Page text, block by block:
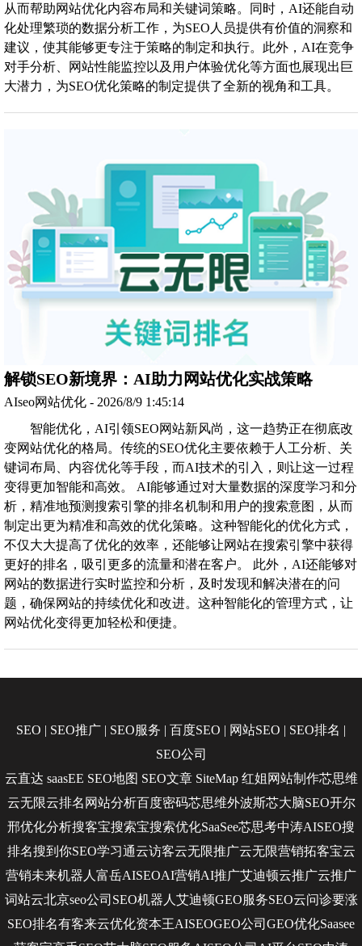
从而帮助网站优化内容布局和关键词策略。同时，AI还能自动
化处理繁琐的数据分析工作，为SEO人员提供有价值的洞察和
建议，使其能够更专注于策略的制定和执行。此外，AI在竞争
对手分析、网站性能监控以及用户体验优化等方面也展现出巨
大潜力，为SEO优化策略的制定提供了全新的视角和工具。
解锁SEO新境界：AI助力网站优化实战策略
AIseo网站优化 - 2026/8/9 1:45:14
智能优化，AI引领SEO网站新风尚，这一趋势正在彻底改
变网站优化的格局。传统的SEO优化主要依赖于人工分析、关
键词布局、内容优化等手段，而AI技术的引入，则让这一过程
变得更加智能和高效。 AI能够通过对大量数据的深度学习和分
析，精准地预测搜索引擎的排名机制和用户的搜索意图，从而
制定出更为精准和高效的优化策略。这种智能化的优化方式，
不仅大大提高了优化的效率，还能够让网站在搜索引擎中获得
更好的排名，吸引更多的流量和潜在客户。 此外，AI还能够对
网站的数据进行实时监控和分析，及时发现和解决潜在的问
题，确保网站的持续优化和改进。这种智能化的管理方式，让
网站优化变得更加轻松和便捷。
SEO | SEO推广 | SEO服务 | 百度SEO | 网站SEO | SEO排名 |
SEO公司
云直达 saasEE SEO地图 SEO文章 SiteMap 红姐网站制作芯思维
云无限云排名 网站分析百度密码芯思维外波斯芯大脑SEO开尔
邢优化分析搜客宝搜索宝搜索优化SaaSee芯思考中涛AISEO搜
排名搜到你SEO学习通云访客云无限推广云无限营销拓客宝云
营销未来机器人富岳AISEOAI营销AI推广艾迪顿云推广云推广
词站云北京seo公司 SEO机器人艾迪顿GEO服务SEO云问诊要涨
SEO排名有客来云优化资本王AISEOGEO公司 GEO优化Saasee